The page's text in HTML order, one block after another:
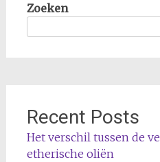
Zoeken
Recent Posts
Het verschil tussen de
etherische oliën